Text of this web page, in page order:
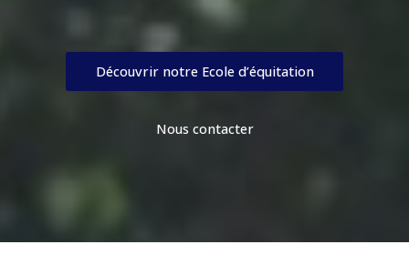
Découvrir notre Ecole d’équitation
Nous contacter